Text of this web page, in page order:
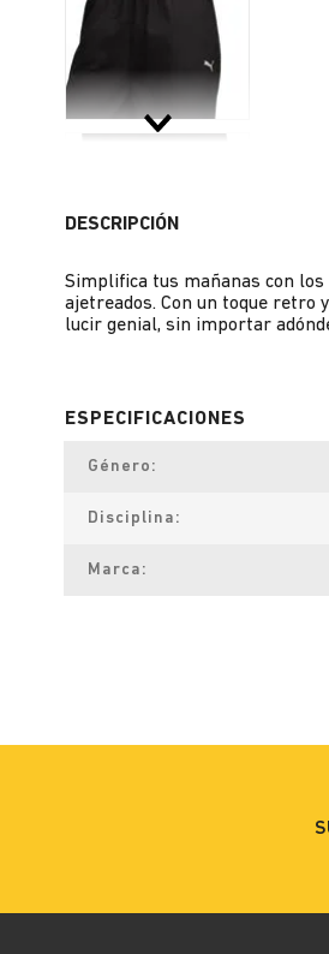
DESCRIPCIÓN
Simplifica tus mañanas con
ajetreados. Con un toque
lucir genial, sin importar
Género
Disciplina
Marca